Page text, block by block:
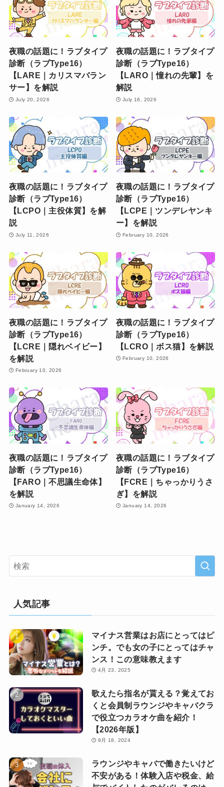
夜職の話題に！ラブタイプ
診断（ラブType16）
【LARE｜カリスマバラン
サー】を解説
July 20, 2026
夜職の話題に！ラブタイプ
診断（ラブType16）
【LARO｜憧れの先輩】を
解説
July 16, 2026
夜職の話題に！ラブタイプ
診断（ラブType16）
【LCPO｜主役体質】を解
説
July 11, 2026
夜職の話題に！ラブタイプ
診断（ラブType16）
【LCPE｜ツンデレヤンキ
ー】を解説
February 10, 2026
夜職の話題に！ラブタイプ
診断（ラブType16）
【LCRE｜隠れベイビー】
を解説
February 10, 2026
夜職の話題に！ラブタイプ
診断（ラブType16）
【LCRO｜ボス猫】を解説
February 10, 2026
夜職の話題に！ラブタイプ
診断（ラブType16）
【FARO｜不思議生命体】
を解説
January 14, 2026
夜職の話題に！ラブタイプ
診断（ラブType16）
【FCRE｜ちゃっかりうさ
ぎ】を解説
January 14, 2026
人気記事
マイナス営業はお店にとってはピ
ンチ。でも女の子にとってはチャ
ンス！この意味教えます
4月 23, 2025
歌えたら指名が貰える？覚えてお
くと会員制ラウンジやキャバクラ
で役立つカラオケ曲を紹介！
【2026年版】
9月 18, 2024
ラウンジやキャバで働きたいけど
不安がある！体験入店や税金、給